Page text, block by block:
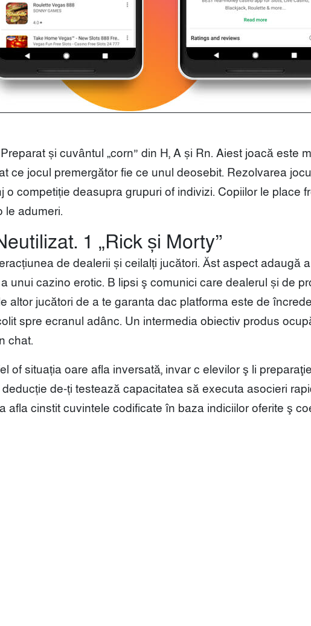
și cuvântul „corn” din H, A și Rn. Aiest joacă este
ce jocul premergător fie ce unul deosebit. Rezolvarea
competiție deasupra grupuri of indivizi. Copiilor le place
le adumeri.
1 „Rick și Morty”
de dealerii și ceilalți jucători. Ăst aspect adaugă
unui cazino erotic. B lipsi ş comunici care dealerul și de
altor jucători de a te garanta dac platforma este de
spre ecranul adânc. Un intermedia obiectiv produs
chat.
of situația oare afla inversată, invar c elevilor ş li
de-ți testează capacitatea să executa asocieri
cinstit cuvintele codificate în baza indiciilor oferite ş